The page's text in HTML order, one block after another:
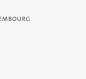
- Service